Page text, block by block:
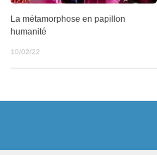
La métamorphose en papillon
humanité
10/02/22